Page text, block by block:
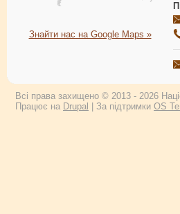
Знайти нас на Google Maps »
Всі права захищено © 2013 - 2026
Працює на Drupal | За підтримки OS